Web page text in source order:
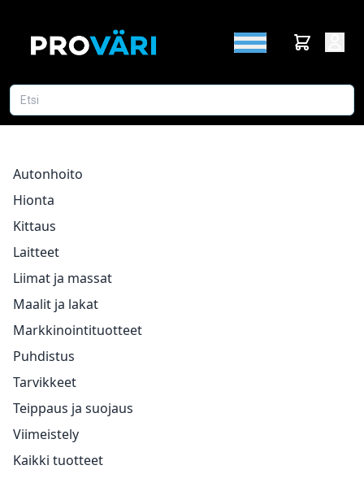
Autonhoito
Hionta
Kittaus
Laitteet
Liimat ja massat
Maalit ja lakat
Markkinointituotteet
Puhdistus
Tarvikkeet
Teippaus ja suojaus
Viimeistely
Kaikki tuotteet